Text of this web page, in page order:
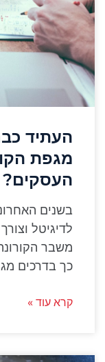
העתיד
מגפת
העסקים?
בשנים
לדיגיטל
משבר
כך בדרכים
קרא עוד »